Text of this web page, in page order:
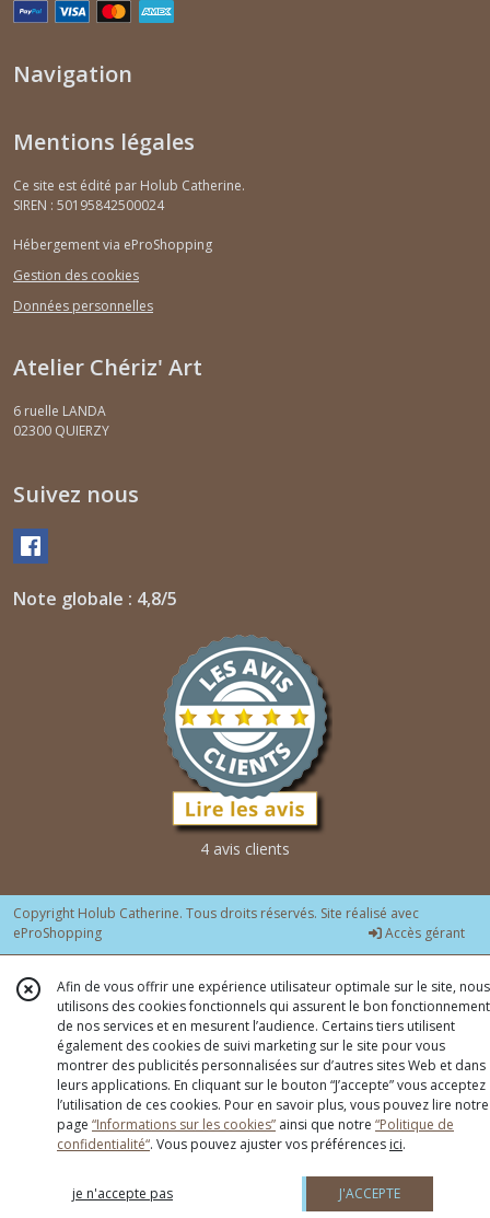
Navigation
Mentions légales
Ce site est édité par Holub Catherine.
SIREN : 50195842500024
Hébergement via eProShopping
Gestion des cookies
Données personnelles
Atelier Chériz' Art
6 ruelle LANDA
02300 QUIERZY
Suivez nous
Note globale : 4,8/5
4 avis clients
Copyright Holub Catherine. Tous droits réservés. Site réalisé avec
eProShopping
Accès gérant
Afin de vous offrir une expérience utilisateur optimale sur le site, nous
utilisons des cookies fonctionnels qui assurent le bon fonctionnement
de nos services et en mesurent l’audience. Certains tiers utilisent
également des cookies de suivi marketing sur le site pour vous
montrer des publicités personnalisées sur d’autres sites Web et dans
leurs applications. En cliquant sur le bouton “J’accepte” vous acceptez
l’utilisation de ces cookies. Pour en savoir plus, vous pouvez lire notre
page “Informations sur les cookies” ainsi que notre “Politique de
confidentialité“. Vous pouvez ajuster vos préférences ici.
je n'accepte pas J'ACCEPTE